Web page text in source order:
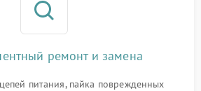
ремонт и замена
питания, пайка поврежденных